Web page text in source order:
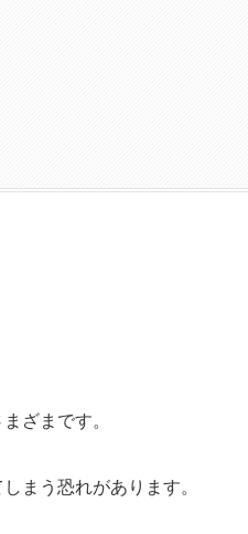
ざまです。
まう恐れがあります。